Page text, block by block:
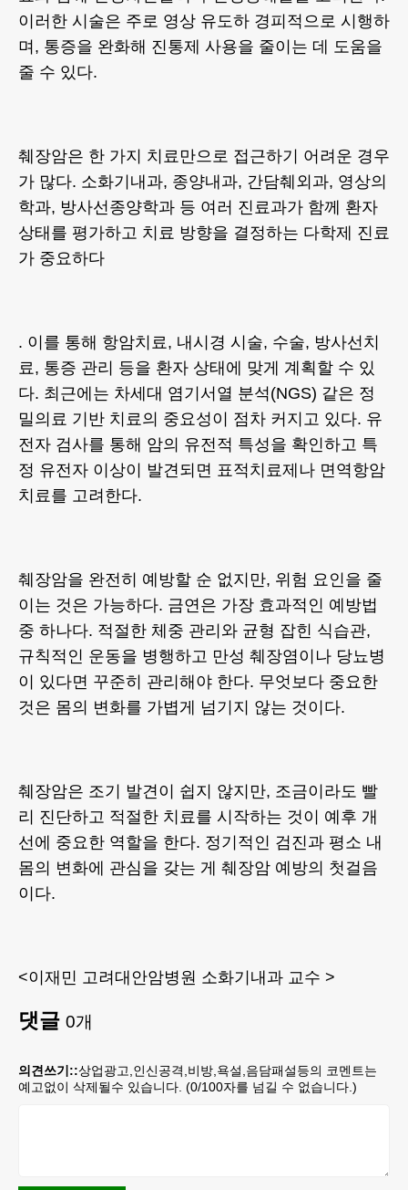
이러한 시술은 주로 영상 유도하 경피적으로 시행하
며, 통증을 완화해 진통제 사용을 줄이는 데 도움을
줄 수 있다.
췌장암은 한 가지 치료만으로 접근하기 어려운 경우
가 많다. 소화기내과, 종양내과, 간담췌외과, 영상의
학과, 방사선종양학과 등 여러 진료과가 함께 환자
상태를 평가하고 치료 방향을 결정하는 다학제 진료
가 중요하다
. 이를 통해 항암치료, 내시경 시술, 수술, 방사선치
료, 통증 관리 등을 환자 상태에 맞게 계획할 수 있
다. 최근에는 차세대 염기서열 분석(NGS) 같은 정
밀의료 기반 치료의 중요성이 점차 커지고 있다. 유
전자 검사를 통해 암의 유전적 특성을 확인하고 특
정 유전자 이상이 발견되면 표적치료제나 면역항암
치료를 고려한다.
췌장암을 완전히 예방할 순 없지만, 위험 요인을 줄
이는 것은 가능하다. 금연은 가장 효과적인 예방법
중 하나다. 적절한 체중 관리와 균형 잡힌 식습관,
규칙적인 운동을 병행하고 만성 췌장염이나 당뇨병
이 있다면 꾸준히 관리해야 한다. 무엇보다 중요한
것은 몸의 변화를 가볍게 넘기지 않는 것이다.
췌장암은 조기 발견이 쉽지 않지만, 조금이라도 빨
리 진단하고 적절한 치료를 시작하는 것이 예후 개
선에 중요한 역할을 한다. 정기적인 검진과 평소 내
몸의 변화에 관심을 갖는 게 췌장암 예방의 첫걸음
이다.
<이재민 고려대안암병원 소화기내과 교수 >
댓글 0개
의견쓰기::상업광고,인신공격,비방,욕설,음담패설등의 코멘트는
예고없이 삭제될수 있습니다. (0/100자를 넘길 수 없습니다.)